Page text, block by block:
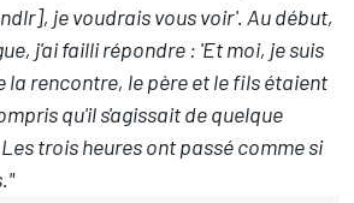
je voudrais vous voir'. Au début,
j'ai failli répondre : 'Et moi, je suis
la rencontre, le père et le fils étaient
qu'il s'agissait de quelque
trois heures ont passé comme si